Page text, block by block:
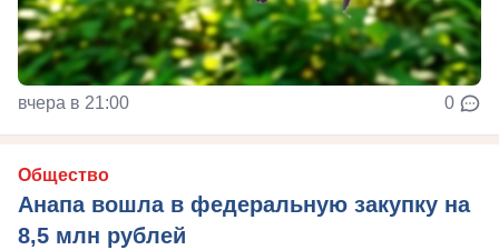
вчера в 21:00 0
Общество
Анапа вошла в федеральную закупку на
8,5 млн рублей